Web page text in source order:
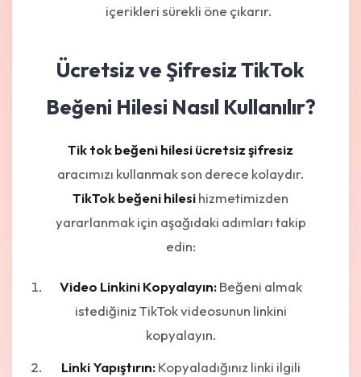
içerikleri sürekli öne çıkarır.
Ücretsiz ve Şifresiz TikTok
Beğeni Hilesi Nasıl Kullanılır?
Tik tok beğeni hilesi ücretsiz şifresiz
aracımızı kullanmak son derece kolaydır.
TikTok beğeni hilesihizmetimizden
yararlanmak için aşağıdaki adımları takip
edin:
Video Linkini Kopyalayın:Beğeni almak
istediğiniz TikTok videosunun linkini
kopyalayın.
Linki Yapıştırın:Kopyaladığınız linki ilgili